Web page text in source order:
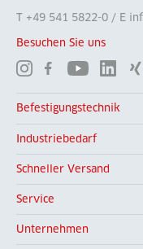
T +49 541 5822-0 / E
Besuchen Sie uns
Befestigungstechnik
Industriebedarf
Schneller Versand
Service
Unternehmen